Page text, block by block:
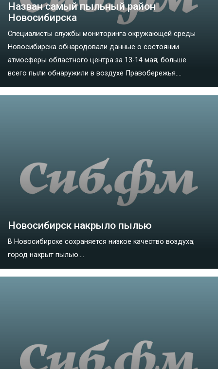
Назван самый пыльный район
Новосибирска
Специалисты службы мониторинга окружающей среды
Новосибирска обнародовали данные о состоянии
атмосферы областного центра за 13-14 мая; больше
всего пыли обнаружили в воздухе Правобережья....
Новосибирск накрыло пылью
В Новосибирске сохраняется низкое качество воздуха;
город накрыт пылью....